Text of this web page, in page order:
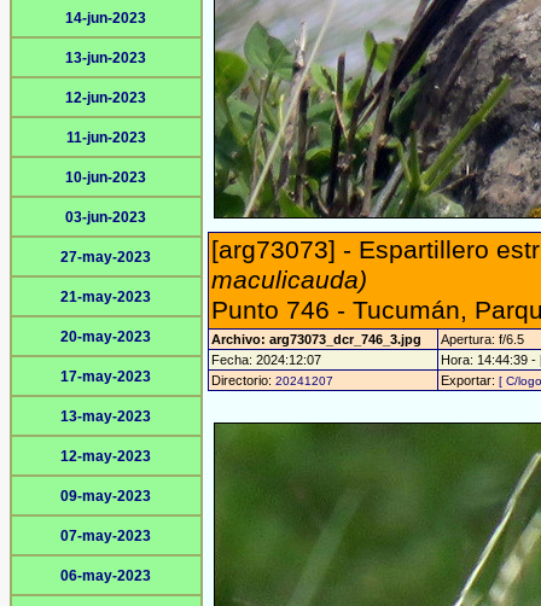
14-jun-2023
13-jun-2023
12-jun-2023
11-jun-2023
10-jun-2023
03-jun-2023
27-may-2023
21-may-2023
20-may-2023
17-may-2023
13-may-2023
12-may-2023
09-may-2023
07-may-2023
06-may-2023
[arg73073] - Espartillero
maculicauda)
Punto 746 - Tucumán,
Archivo: arg73073_dcr_746_3.jpg
Apertura: f/6.5
Fecha: 2024:12:07
Hora: 14:44:39 -
Directorio: 20241207 Exportar: [ C/